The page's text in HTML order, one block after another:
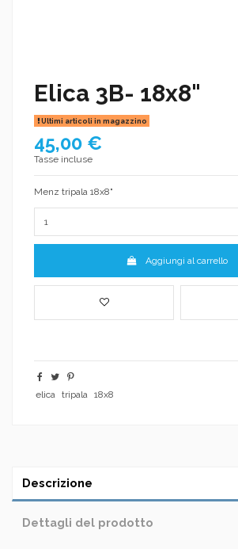
Elica 3B- 18x8"
Ultimi articoli in magazzino
45,00 €
Tasse incluse
Menz tripala 18x8"
Aggiungi al carrello
elica tripala 18x8
Descrizione
Dettagli del prodotto